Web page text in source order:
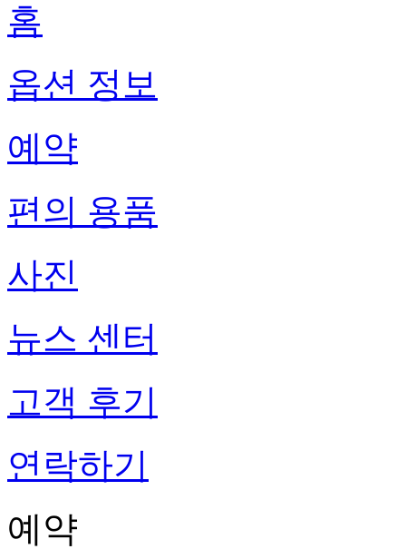
홈
옵션 정보
예약
편의 용품
사진
뉴스 센터
고객 후기
연락하기
예약